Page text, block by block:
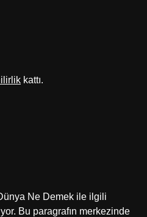
kattı.
Ne Demek ile ilgili
Bu paragrafın merkezinde